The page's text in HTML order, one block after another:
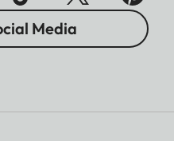
Media